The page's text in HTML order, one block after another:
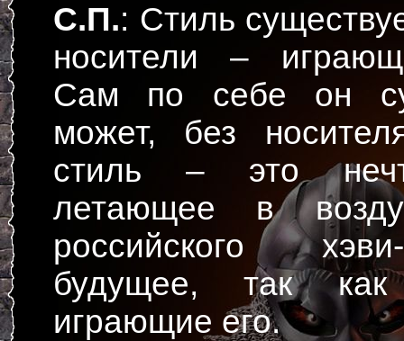
С.П.: Стиль
носители –
Сам по себе он
может, без
стиль – это
летающее в
российского
будущее, так
играющие его.